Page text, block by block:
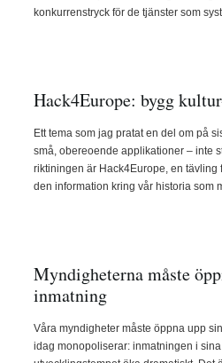
konkurrenstryck för de tjänster som
Hack4Europe: bygg
Ett tema som jag pratat en del om på
små, obereoende applikationer – inte
riktiningen är Hack4Europe, en tävling
den information kring vår historia som
Myndigheterna måste
inmatning
Våra myndigheter måste öppna upp
idag monopoliserar: inmatningen i